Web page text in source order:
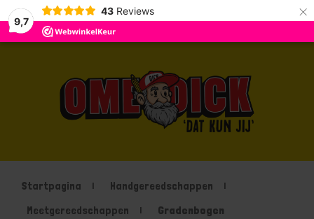
9,7
43 Reviews ×
Startpagina
Handgereedschappen
Meetgereedschappen
Gradenbogen